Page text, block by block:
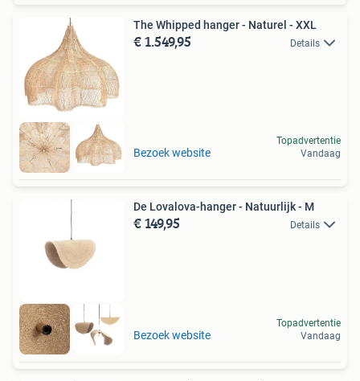
The Whipped hanger - Naturel - XXL
€ 1.549,95 Details
Bezoek website
Topadvertentie
Vandaag
De Lovalova-hanger - Natuurlijk - M
€ 149,95 Details
Bezoek website
Topadvertentie
Vandaag